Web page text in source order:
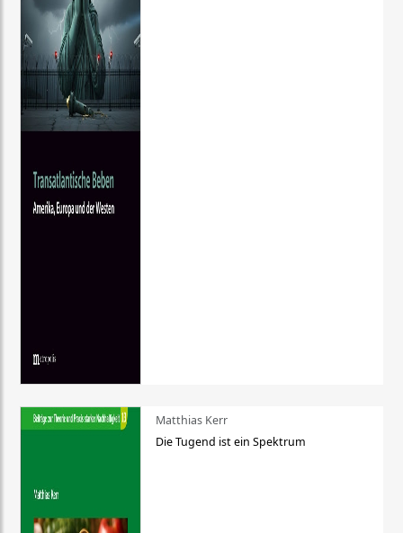
Matthias Kerr
Die Tugend ist ein Spektrum